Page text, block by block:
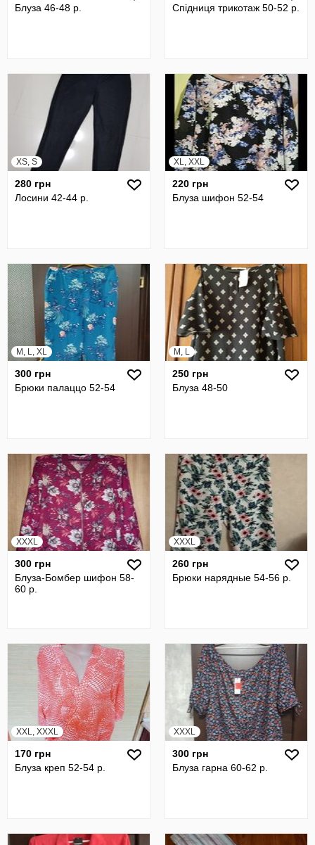
Блуза 46-48 р.
Спідниця трикотаж 50-52 р.
XS, S
280 грн
Лосини 42-44 р.
XL, XXL
220 грн
Блуза шифон 52-54
M, L, XL
300 грн
Брюки палаццо 52-54
M, L
250 грн
Блуза 48-50
XXXL
300 грн
Блуза-Бомбер шифон 58-
60 р.
XXXL
260 грн
Брюки нарядные 54-56 р.
XXL, XXXL
170 грн
Блуза креп 52-54 р.
XXXL
300 грн
Блуза гарна 60-62 р.